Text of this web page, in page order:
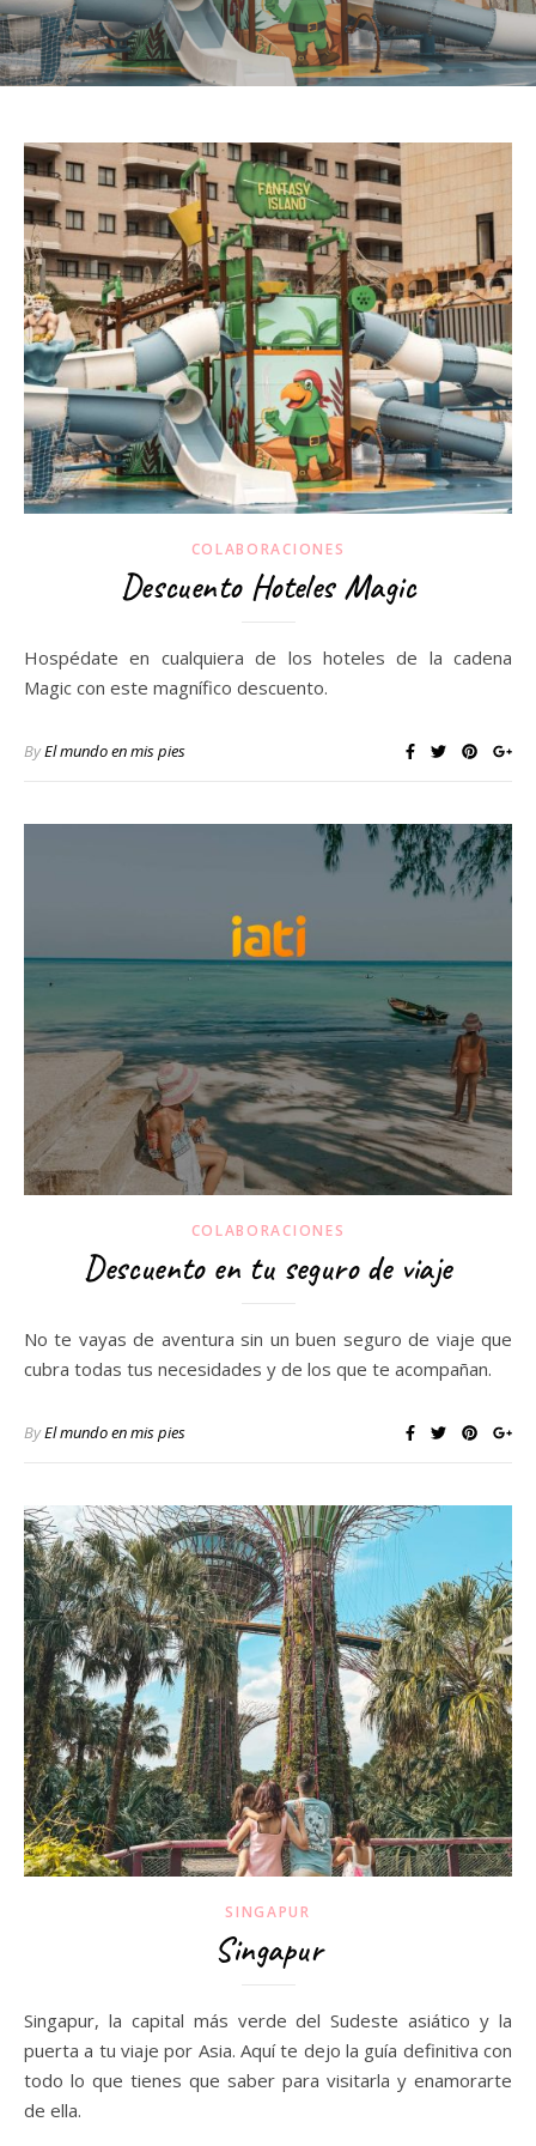
COLABORACIONES
Descuento Hoteles Magic
Hospédate en cualquiera de los hoteles de la cadena
Magic con este magnífico descuento.
ByEl mundo en mis pies
COLABORACIONES
Descuento en tu seguro de viaje
No te vayas de aventura sin un buen seguro de viaje que
cubra todas tus necesidades y de los que te acompañan.
ByEl mundo en mis pies
SINGAPUR
Singapur
Singapur, la capital más verde del Sudeste asiático y la
puerta a tu viaje por Asia. Aquí te dejo la guía definitiva con
todo lo que tienes que saber para visitarla y enamorarte
de ella.